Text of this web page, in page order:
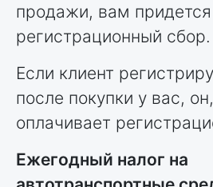
продажи, вам придется
регистрационный сбор.
Если клиент
после покупки у вас,
оплачивает
Ежегодный налог на